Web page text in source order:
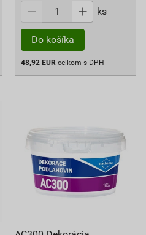
ks
Do košíka
48,92 EUR celkom s DPH